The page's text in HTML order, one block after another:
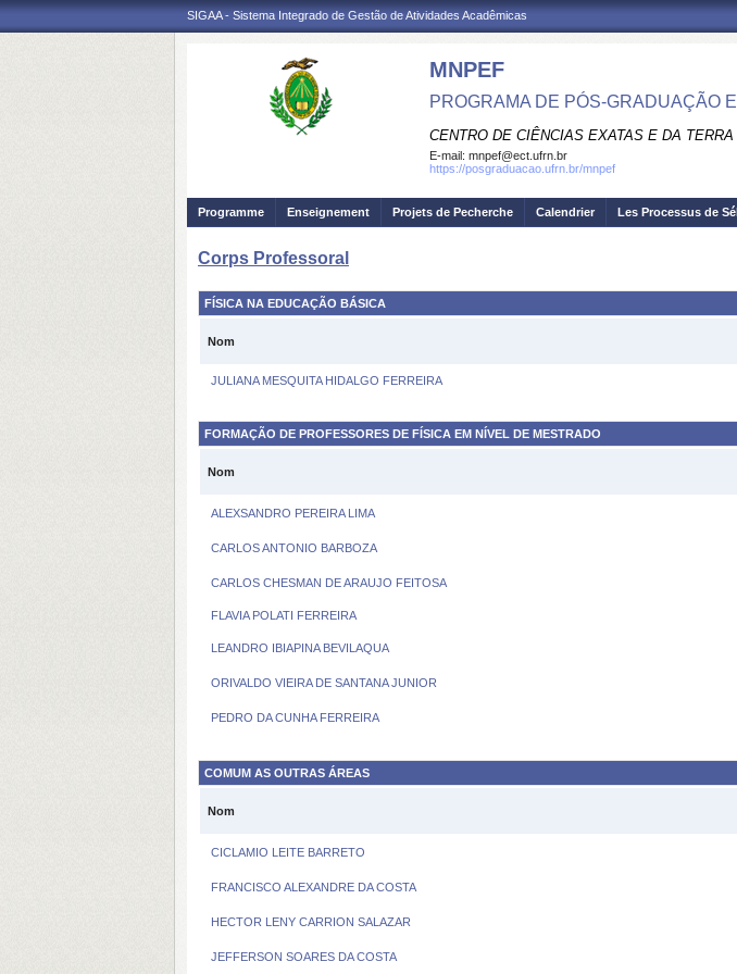
SIGAA - Sistema Integrado de Gestão de Atividades Acadêmicas
MNPEF
PROGRAMA DE PÓS-GRADUAÇÃO
CENTRO DE CIÊNCIAS EXATAS E DA TERRA
E-mail: mnpef@ect.ufrn.br
https://posgraduacao.ufrn.br/mnpef
Programme Enseignement Projets de Pecherche Calendrier Les Processus de
Corps Professoral
FÍSICA NA EDUCAÇÃO BÁSICA
Nom
JULIANA MESQUITA HIDALGO FERREIRA
FORMAÇÃO DE PROFESSORES DE FÍSICA EM NÍVEL DE MESTRADO
Nom
ALEXSANDRO PEREIRA LIMA
CARLOS ANTONIO BARBOZA
CARLOS CHESMAN DE ARAUJO FEITOSA
FLAVIA POLATI FERREIRA
LEANDRO IBIAPINA BEVILAQUA
ORIVALDO VIEIRA DE SANTANA JUNIOR
PEDRO DA CUNHA FERREIRA
COMUM AS OUTRAS ÁREAS
Nom
CICLAMIO LEITE BARRETO
FRANCISCO ALEXANDRE DA COSTA
HECTOR LENY CARRION SALAZAR
JEFFERSON SOARES DA COSTA